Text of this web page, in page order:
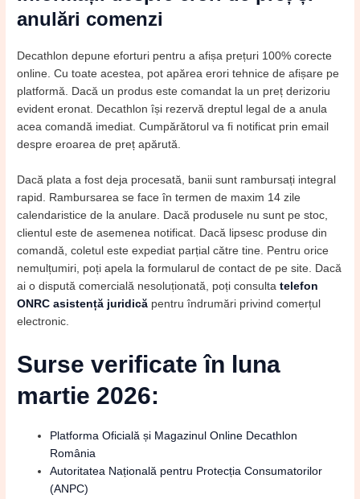
anulări comenzi
Decathlon depune eforturi pentru a afișa prețuri 100% corecte
online. Cu toate acestea, pot apărea erori tehnice de afișare pe
platformă. Dacă un produs este comandat la un preț derizoriu
evident eronat. Decathlon își rezervă dreptul legal de a anula
acea comandă imediat. Cumpărătorul va fi notificat prin email
despre eroarea de preț apărută.
Dacă plata a fost deja procesată, banii sunt rambursați integral
rapid. Rambursarea se face în termen de maxim 14 zile
calendaristice de la anulare. Dacă produsele nu sunt pe stoc,
clientul este de asemenea notificat. Dacă lipsesc produse din
comandă, coletul este expediat parțial către tine. Pentru orice
nemulțumiri, poți apela la formularul de contact de pe site. Dacă
ai o dispută comercială nesoluționată, poți consultatelefon
ONRC asistență juridică pentru îndrumări privind comerțul
electronic.
Surse verificate în luna
martie 2026:
Platforma Oficială și Magazinul Online Decathlon
România
Autoritatea Națională pentru Protecția Consumatorilor
(ANPC)